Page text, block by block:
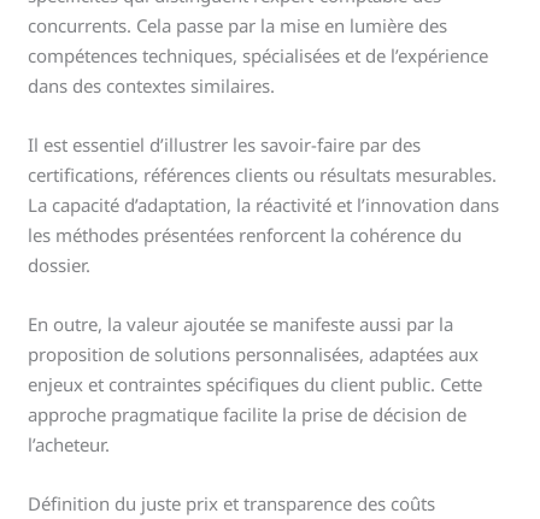
concurrents. Cela passe par la mise en lumière des
compétences techniques, spécialisées et de l’expérience
dans des contextes similaires.
Il est essentiel d’illustrer les savoir-faire par des
certifications, références clients ou résultats mesurables.
La capacité d’adaptation, la réactivité et l’innovation dans
les méthodes présentées renforcent la cohérence du
dossier.
En outre, la valeur ajoutée se manifeste aussi par la
proposition de solutions personnalisées, adaptées aux
enjeux et contraintes spécifiques du client public. Cette
approche pragmatique facilite la prise de décision de
l’acheteur.
Définition du juste prix et transparence des coûts